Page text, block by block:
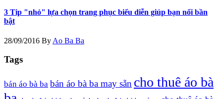
3 Tip "nhỏ" lựa chọn trang phục biểu diễn giúp bạn nổi bần
bật
28/09/2016 By Ao Ba Ba
Tags
bán áo bà ba bán áo bà ba may sẵn cho thuê áo bà